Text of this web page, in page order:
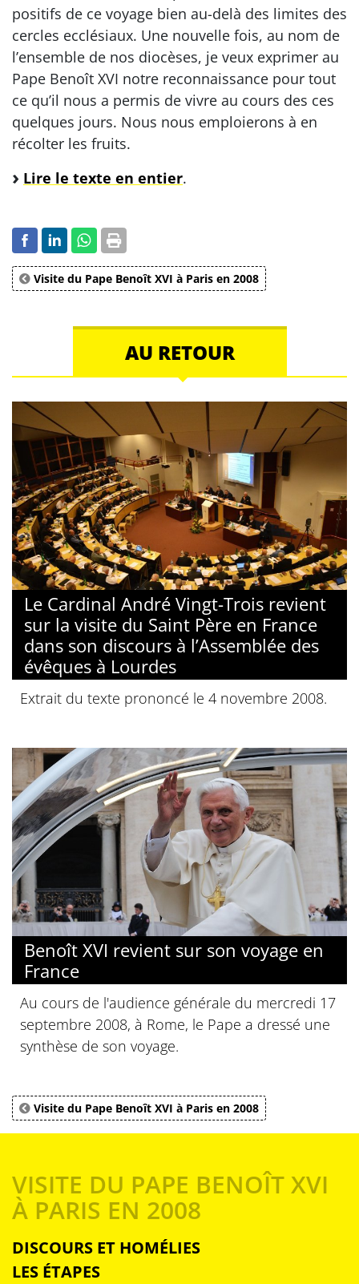
positifs de ce voyage bien au-delà des limites des
cercles ecclésiaux. Une nouvelle fois, au nom de
l’ensemble de nos diocèses, je veux exprimer au
Pape Benoît XVI notre reconnaissance pour tout
ce qu’il nous a permis de vivre au cours des ces
quelques jours. Nous nous emploierons à en
récolter les fruits.
Lire le texte en entier.
Visite du Pape Benoît XVI à Paris en 2008
AU RETOUR
Le Cardinal André Vingt-Trois revient
sur la visite du Saint Père en France
dans son discours à l’Assemblée des
évêques à Lourdes
Extrait du texte prononcé le 4 novembre 2008.
Benoît XVI revient sur son voyage en
France
Au cours de l'audience générale du mercredi 17
septembre 2008, à Rome, le Pape a dressé une
synthèse de son voyage.
Visite du Pape Benoît XVI à Paris en 2008
VISITE DU PAPE BENOÎT XVI
À PARIS EN 2008
DISCOURS ET HOMÉLIES
LES ÉTAPES